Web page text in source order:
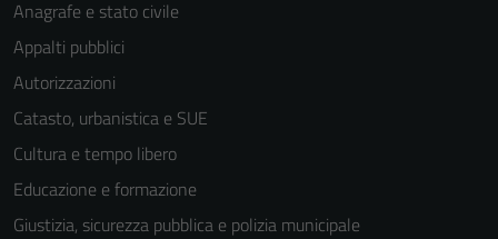
Anagrafe e stato civile
Appalti pubblici
Autorizzazioni
Catasto, urbanistica e SUE
Cultura e tempo libero
Educazione e formazione
Giustizia, sicurezza pubblica e polizia municipale